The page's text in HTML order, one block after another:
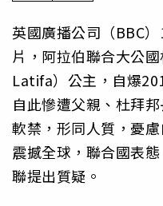
英國廣播公司（BBC
片，阿拉伯聯合大公
Latifa）公主，自爆
自此慘遭父親、杜拜
軟禁，形同人質，憂
震撼全球，聯合國表
聯提出質疑。